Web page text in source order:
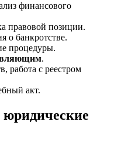
финансового
правовой позиции.
о банкротстве.
процедуры.
.
работа с реестром
акт.